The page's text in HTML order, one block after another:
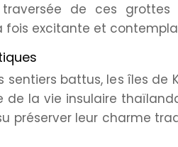
traversée de ces
fois excitante et
battus, les îles de
la vie insulaire
préserver leur charme